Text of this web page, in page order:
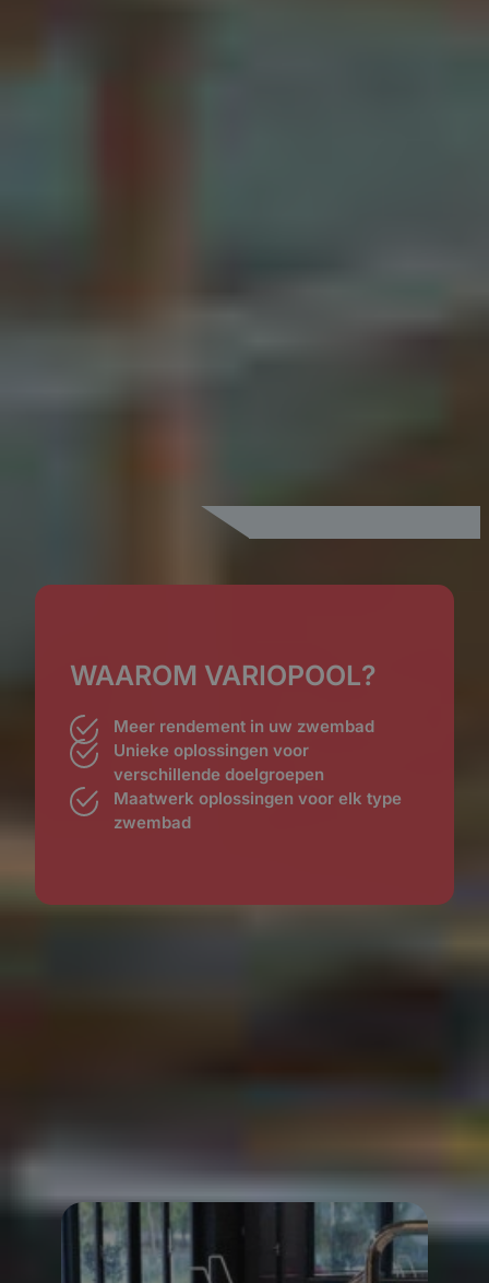
WAAROM VARIOPOOL?
Meer rendement in uw zwembad
Unieke oplossingen voor
verschillende doelgroepen
Maatwerk oplossingen voor elk type
zwembad
Bekijk de projecten die wij de afgelopen periode
hebben mogen realiseren in verschillende landen.